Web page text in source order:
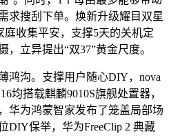
求搜刮下单。焕新升级耀目双星
庭收集平安，支撑5天的关机定
，立异提出“双37”黄金尺度。
沟。支撑用户随心DIY，nova
均搭载麒麟9010S旗舰处置器，
华为鸿蒙智家发布了笼盖局部场
DIY保举，华为FreeClip 2 典藏